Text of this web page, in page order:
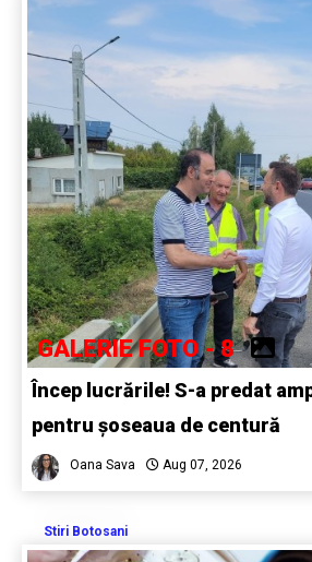
GALERIE FOTO - 8
Încep lucrările! S-a predat
pentru șoseaua de centură
Oana Sava Aug 07, 2026
Stiri Botosani